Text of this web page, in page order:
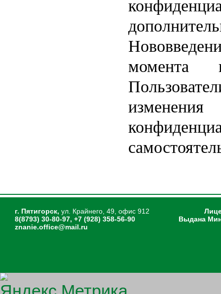
момента
г. Пятигорск, ул. Крайнего, 49, офис 912
8(8793) 30-80-97, +7 (928) 358-56-90
znanie.office@mail.ru
Выдана